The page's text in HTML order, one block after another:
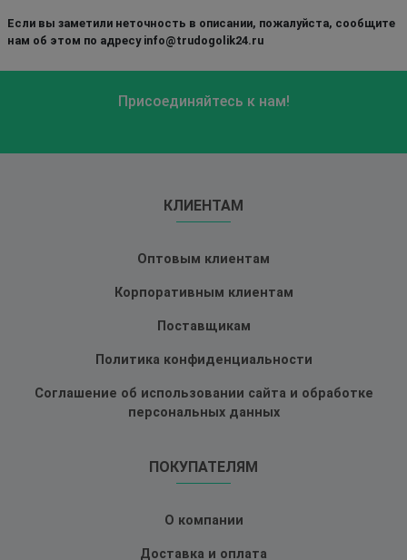
Если вы заметили неточность в описании, пожалуйста, сообщите
нам об этом по адресу info@trudogolik24.ru
Присоединяйтесь к нам!
КЛИЕНТАМ
Оптовым клиентам
Корпоративным клиентам
Поставщикам
Политика конфиденциальности
Соглашение об использовании сайта и обработке
персональных данных
ПОКУПАТЕЛЯМ
О компании
Доставка и оплата